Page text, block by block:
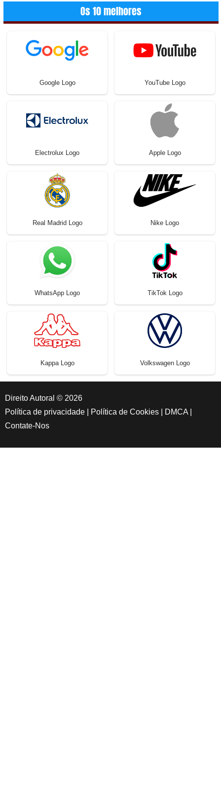
Os 10 melhores
Google Logo YouTube Logo
Electrolux Logo Apple Logo
Real Madrid Logo Nike Logo
WhatsApp Logo TikTok Logo
Kappa Logo Volkswagen Logo
Direito Autoral © 2026
Política de privacidade
Política de Cookies DMCA
Contate-Nos